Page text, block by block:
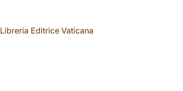
Editrice Vaticana